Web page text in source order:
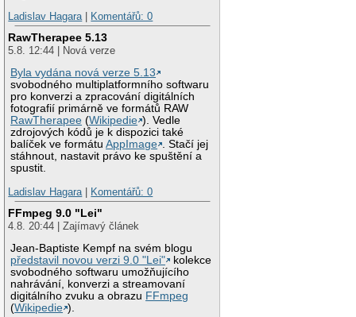
Ladislav Hagara| Komentářů: 0
RawTherapee 5.13
5.8. 12:44 | Nová verze
Byla vydána nová verze 5.13
svobodného multiplatformního softwaru
pro konverzi a zpracování digitálních
fotografií primárně ve formátů RAW
RawTherapee (Wikipedie ). Vedle
zdrojových kódů je k dispozici také
balíček ve formátuAppImage . Stačí jej
stáhnout, nastavit právo ke spuštění a
spustit.
Ladislav Hagara| Komentářů: 0
FFmpeg 9.0 "Lei"
4.8. 20:44 | Zajímavý článek
Jean-Baptiste Kempf na svém blogu
představil novou verzi 9.0 "Lei"
kolekce
svobodného softwaru umožňujícího
nahrávání, konverzi a streamovaní
digitálního zvuku a obrazu FFmpeg
(Wikipedie ).